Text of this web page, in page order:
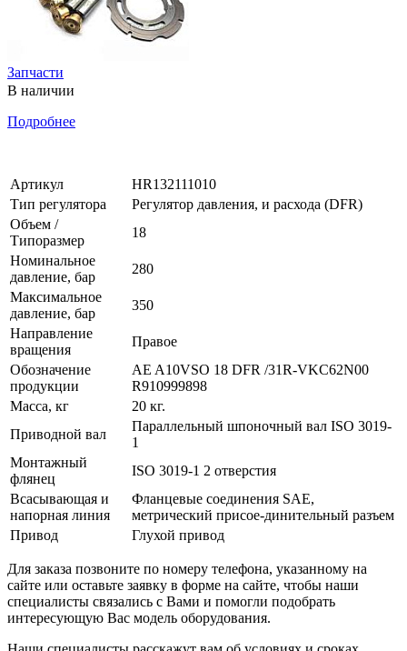
Запчасти
В наличии
Подробнее
Артикул
HR132111010
Тип регулятора
Регулятор давления, и расхода (DFR)
Объем /
Типоразмер
18
Номинальное
давление, бар
280
Максимальное
давление, бар
350
Направление
вращения
Правое
Обозначение
продукции
AE A10VSO 18 DFR /31R-VKC62N00
R910999898
Масса, кг
20 кг.
Приводной вал
Параллельный шпоночный вал ISO 3019-
1
Монтажный
флянец
ISO 3019-1 2 отверстия
Всасывающая и
напорная линия
Фланцевые соединения SAE,
метрический присое-динительный разъем
Привод
Глухой привод
Для заказа позвоните по номеру телефона, указанному на
сайте или оставьте заявку в форме на сайте, чтобы наши
специалисты связались с Вами и помогли подобрать
интересующую Вас модель оборудования.